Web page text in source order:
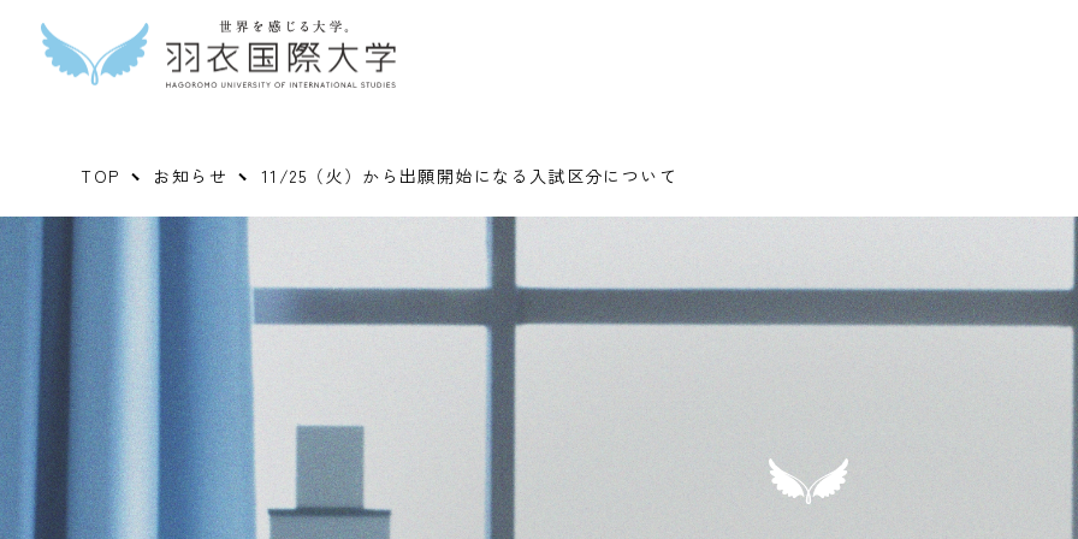
TOP お知らせ 11/25（火）から出願開始になる入試区分について